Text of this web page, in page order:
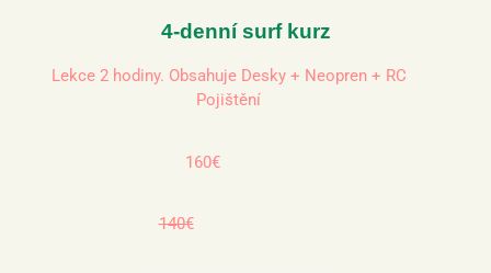
4-denní surf kurz
Lekce 2 hodiny. Obsahuje Desky + Neopren + RC
Pojištění
160€
140€